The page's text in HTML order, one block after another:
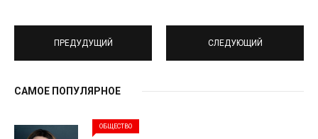
ПРЕДУДУЩИЙ СЛЕДУЮЩИЙ
САМОЕ ПОПУЛЯРНОЕ
ОБЩЕСТВО